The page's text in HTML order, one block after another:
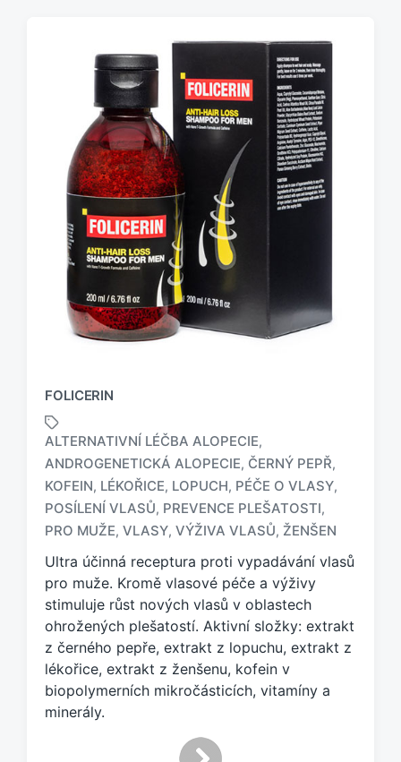
FOLICERIN
O
z
n
č
e
n
a
g
e
m
ALTERNATIVNÍ LÉČBA ALOPECIE,
ANDROGENETICKÁ ALOPECIE, ČERNÝ PEPŘ,
KOFEIN, LÉKOŘICE, LOPUCH, PÉČE O VLASY,
POSÍLENÍ VLASŮ, PREVENCE PLEŠATOSTI,
PRO MUŽE, VLASY, VÝŽIVA VLASŮ, ŽENŠEN
Ultra účinná receptura proti vypadávání vlasů
pro muže. Kromě vlasové péče a výživy
stimuluje růst nových vlasů v oblastech
ohrožených plešatostí. Aktivní složky: extrakt
z černého pepře, extrakt z lopuchu, extrakt z
lékořice, extrakt z ženšenu, kofein v
biopolymerních mikročásticích, vitamíny a
minerály.